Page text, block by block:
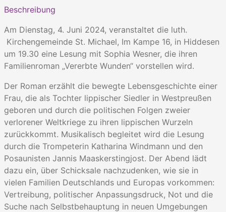
Beschreibung
Am Dienstag, 4. Juni 2024, veranstaltet die luth.
Kirchengemeinde St. Michael, Im Kampe 16, in Hiddesen
um 19.30 eine Lesung mit Sophia Wesner, die ihren
Familienroman „Vererbte Wunden“ vorstellen wird.
Der Roman erzählt die bewegte Lebensgeschichte einer
Frau, die als Tochter lippischer Siedler in Westpreußen
geboren und durch die politischen Folgen zweier
verlorener Weltkriege zu ihren lippischen Wurzeln
zurückkommt. Musikalisch begleitet wird die Lesung
durch die Trompeterin Katharina Windmann und den
Posaunisten Jannis Maaskerstingjost. Der Abend lädt
dazu ein, über Schicksale nachzudenken, wie sie in
vielen Familien Deutschlands und Europas vorkommen:
Vertreibung, politischer Anpassungsdruck, Not und die
Suche nach Selbstbehauptung in neuen Umgebungen